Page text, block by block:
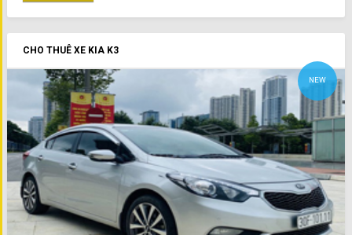
CHO THUÊ XE KIA K3
NEW